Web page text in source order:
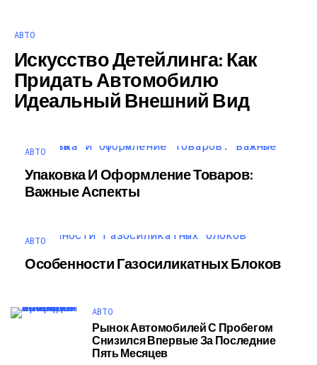
АВТО
Искусство Детейлинга: Как
Придать Автомобилю
Идеальный Внешний Вид
АВТО
Упаковка И Оформление Товаров:
Важные Аспекты
АВТО
Особенности Газосиликатных Блоков
АВТО
Рынок Автомобилей С Пробегом
Снизился Впервые За Последние
Пять Месяцев